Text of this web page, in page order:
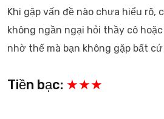
Khi gặp vấn đề nào chưa hiểu rõ,
không ngần ngại hỏi thầy cô
nhờ thế mà bạn không gặp bất cứ
Tiền bạc: ★★★